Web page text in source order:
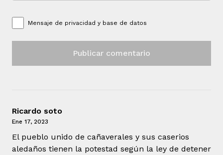
Mensaje de privacidad y base de datos
Ricardo soto
Ene 17, 2023
El pueblo unido de cañaverales y sus caserios
aledaños tienen la potestad según la ley de detener